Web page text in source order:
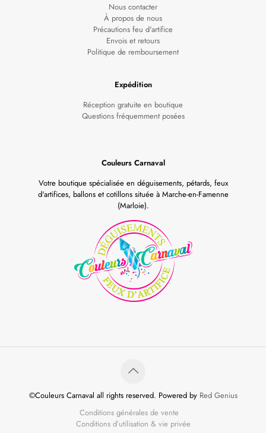
Nous contacter
À propos de nous
Précautions feu d'artifice
Envois et retours
Politique de remboursement
Expédition
Réception gratuite en boutique
Questions fréquemment posées
Couleurs Carnaval
Votre boutique spécialisée en déguisements, pétards, feux
d'artifices, ballons et cotillons située à Marche-en-Famenne
(Marloie).
©Couleurs Carnaval all rights reserved. Powered by Red Genius
Conditions générales de vente
Conditions d’utilisation & vie privée